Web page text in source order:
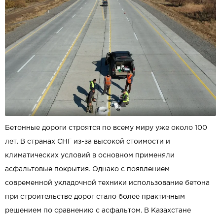
Бетонные дороги строятся по всему миру уже около 100
лет. В странах СНГ из-за высокой стоимости и
климатических условий в основном применяли
асфальтовые покрытия. Однако с появлением
современной укладочной техники использование бетона
при строительстве дорог стало более практичным
решением по сравнению с асфальтом. В Казахстане